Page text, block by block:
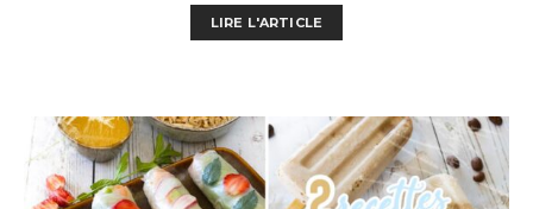
LIRE L'ARTICLE